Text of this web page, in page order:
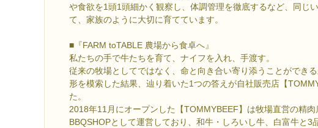
や食欲を1頭1頭細かく観察し、体調管理を徹底するなど、同じ
て、家族のように大切に育てています。
■『FARM toTABLE 農場から食卓へ』
私たちの手で牛たちを育て、ナイフを入れ、手渡す。
従来の牧場としてではなく、命と向き合い寄り添うことができ
形を模索した結果、辿り着いた1つの答えが自社販売店【
た。
2018年11月にオープンした【TOMMYBEEF】は牧場直営の精肉
BBQSHOPとして運営しており、和牛・しろいし牛、白富牛と3